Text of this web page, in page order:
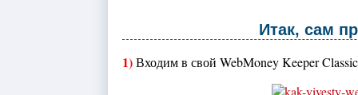
Итак, сам
1)Входим в свой WebMoney Keeper